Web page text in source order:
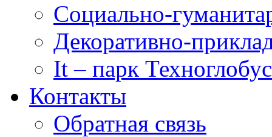
Социально-
Декоративно-
It – парк Техноглобус
Контакты
Обратная связь